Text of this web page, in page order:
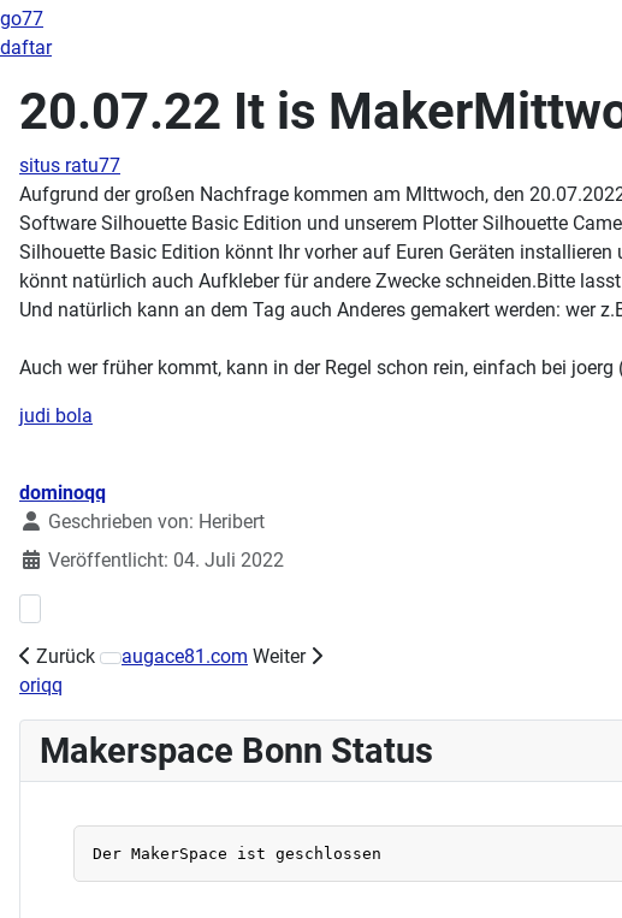
go77
daftar
20.07.22 It is
situs ratu77
Aufgrund der großen Nachfrage kommen am MIttwoch, den
Software Silhouette Basic Edition und unserem Plotter Silhouette
Silhouette Basic Edition könnt Ihr vorher auf Euren Geräten
könnt natürlich auch Aufkleber für andere Zwecke schneiden.Bitte
Und natürlich kann an dem Tag auch Anderes gemakert werden: wer
Auch wer früher kommt, kann in der Regel schon rein, einfach bei
judi bola
Details
dominoqq
Geschrieben von: Heribert
Veröffentlicht: 04. Juli 2022
Zurück
Nächster Beitrag: Maker-Mittwoch am 27.07.2022 - Jam Session
augace81.com Weiter
oriqq
Makerspace Bonn Status